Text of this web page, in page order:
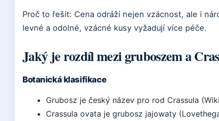
Proč to řešit: Cena odráží nejen vzácnost, ale i
levné a odolné, vzácné kusy vyžadují více péče.
Jaký je rozdíl mezi gruboszem a
Botanická klasifikace
Grubosz je český název pro rod Crassula
Crassula ovata je grubosz jajowaty